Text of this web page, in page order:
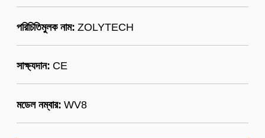
পরিচিতিমুলক নাম: ZOLYTECH
সাক্ষ্যদান: CE
মডেল নম্বার: WV8